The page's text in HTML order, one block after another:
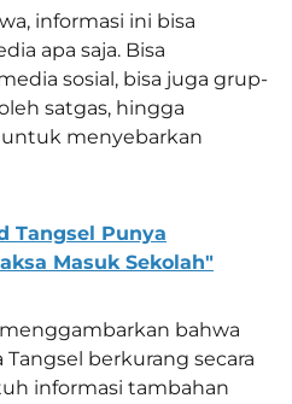
informasi ini bisa
apa saja. Bisa
sosial, bisa juga grup-
satgas, hingga
menyebarkan
Tangsel Punya
Masuk Sekolah"
bahwa
berkurang secara
informasi tambahan